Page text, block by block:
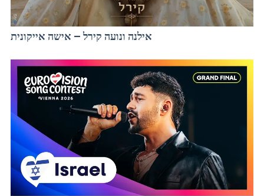
אילנה ונועה קירל – אישה אייקונית